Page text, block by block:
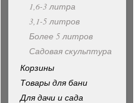
1,6-3 литра
3,1-5 литров
Более 5 литров
Садовая скульптура
Корзины
Товары для бани
Для дачи и сада